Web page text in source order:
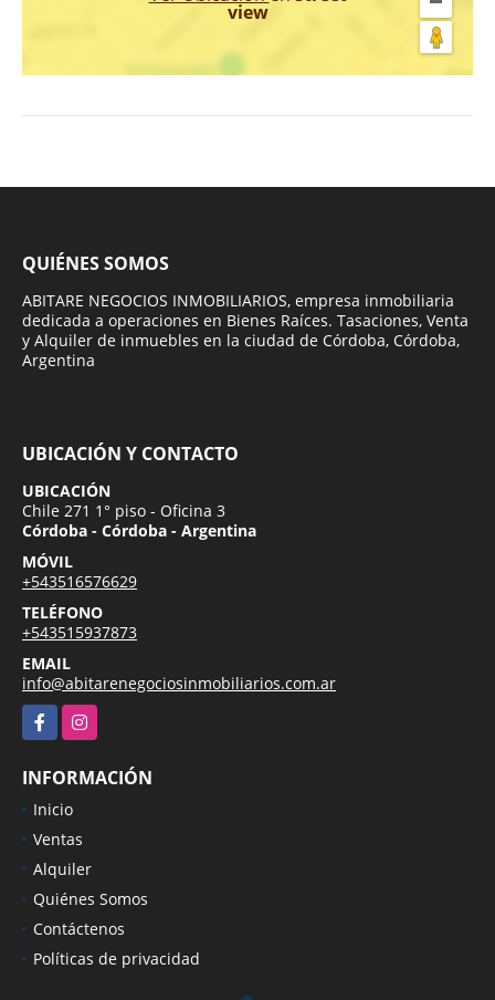
view
QUIÉNES SOMOS
ABITARE NEGOCIOS INMOBILIARIOS, empresa inmobiliaria
dedicada a operaciones en Bienes Raíces. Tasaciones, Venta
y Alquiler de inmuebles en la ciudad de Córdoba, Córdoba,
Argentina
UBICACIÓN Y CONTACTO
UBICACIÓN
Chile 271 1° piso - Oficina 3
Córdoba - Córdoba - Argentina
MÓVIL
+543516576629
TELÉFONO
+543515937873
EMAIL
info@abitarenegociosinmobiliarios.com.ar
FacebookInstagram
INFORMACIÓN
Inicio
Ventas
Alquiler
Quiénes Somos
Contáctenos
Políticas de privacidad